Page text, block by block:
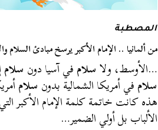
المصطبة
من ألمانيا .. الإمام الأكبر يرسخ مبادئ السلام
…الأوسط، ولاسلامفي آسيا دون سلام
سلامفي أمريكا الشمالية بدون سلام
هذه كانت خاتمة كلمة الإمام الأكبر
الألباب بل أولي الضمير…